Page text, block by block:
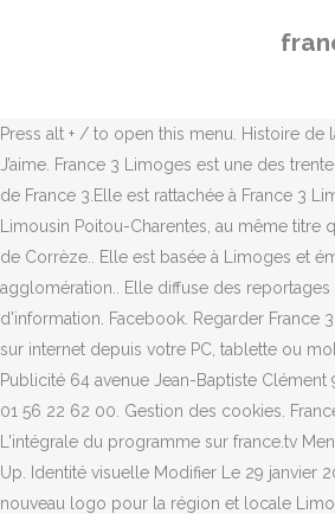
Press alt + / to open this menu. Histoire de
J’aime. France 3 Limoges est une des
de France 3.Elle est rattachée à France 3
Limousin Poitou-Charentes, au même titre
de Corrèze.. Elle est basée à Limoges et
agglomération.. Elle diffuse des
d'information. Facebook. Regarder France
sur internet depuis votre PC, tablette ou
Publicité 64 avenue Jean-Baptiste
01 56 22 62 00. Gestion des cookies.
L'intégrale du programme sur france.tv
Up. Identité visuelle Modifier Le 29 janvier
nouveau logo pour la région et locale